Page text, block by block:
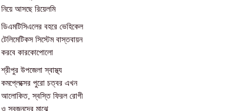
নিয়ে আসছে রিয়েলমি
ডিএমটিসিএলের বহরে ভেহিকেল
টেলিমেটিকস সিস্টেম বাস্তবায়ন
করবে কারকোপোলো
শ্রীপুর উপজেলা স্বাস্থ্য
কমপ্লেক্সের পুরো চত্বর এখন
আলোকিত, স্বস্তি ফিরল রোগী
ও স্বজনদের মাঝে‎